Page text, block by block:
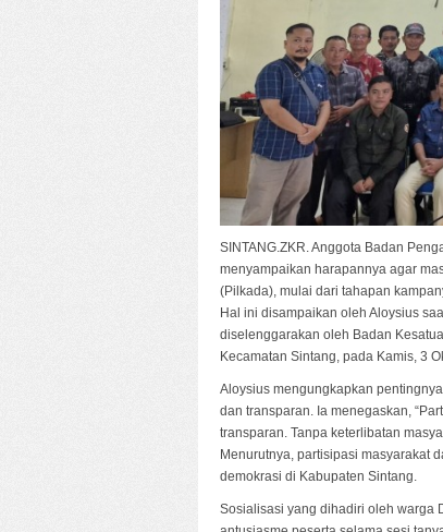
SINTANG.ZKR. Anggota Badan
menyampaikan harapannya agar
(Pilkada), mulai dari tahapan
Hal ini disampaikan oleh Aloysius
diselenggarakan oleh Badan
Kecamatan Sintang, pada Kamis, 3
Aloysius mengungkapkan
dan transparan. Ia menegaskan,
transparan. Tanpa keterlibatan
Menurutnya, partisipasi masyarakat
demokrasi di Kabupaten Sintang.
Sosialisasi yang dihadiri oleh warga